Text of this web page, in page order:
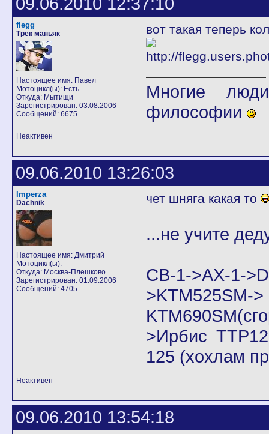
flegg
Трек маньяк
Настоящее имя: Павел
Мотоцикл(ы): Есть
Откуда: Мытищи
Зарегистрирован: 03.08.2006
Сообщений: 6675
вот такая теперь
Многие
философии
Неактивен
09.06.2010 13:26:03
Imperza
Dachnik
Настоящее имя: Дмитрий
Мотоцикл(ы):
Откуда: Москва-Плешково
Зарегистрирован: 01.09.2006
Сообщений: 4705
чет шняга какая то
...не учите
CB-1->AX-
>KTM525SM->
>Ирбис
125 (хохлам
Неактивен
09.06.2010 13:54:18